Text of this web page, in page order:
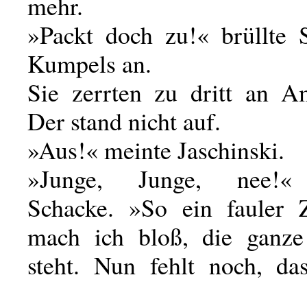
»Packt doch zu!« brüllte
Kumpels an.
Sie zerrten zu dritt an
Der stand nicht auf.
»Aus!« meinte Jaschinski.
»Junge, Junge, nee!«
Schacke. »So ein fauler
mach ich bloß, die
steht. Nun fehlt noch,